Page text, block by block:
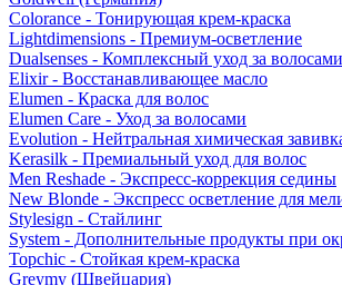
Colorance - Тонирующая крем-краска
Lightdimensions - Премиум-осветление
Dualsenses - Комплексный уход за волосами
Elixir - Восстанавливающее масло
Elumen - Краска для волос
Elumen Care - Уход за волосами
Evolution - Нейтральная химическая
Kerasilk - Премиальный уход для волос
Men Reshade - Экспресс-коррекция седины
New Blonde - Экспресс осветление для
Stylesign - Стайлинг
System - Дополнительные продукты при
Topchic - Стойкая крем-краска
Greymy (Швейцария)